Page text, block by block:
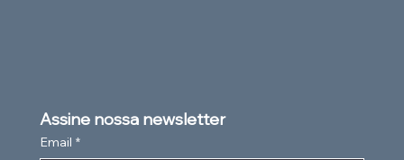
Assine nossa newsletter
Email *